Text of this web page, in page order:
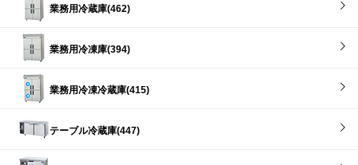
業務用冷蔵庫(462)
業務用冷凍庫(394)
業務用冷凍冷蔵庫(415)
テーブル冷蔵庫(447)